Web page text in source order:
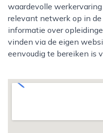
waardevolle
relevant netwerk op in
informatie over
vinden via de eigen
eenvoudig te bereiken is